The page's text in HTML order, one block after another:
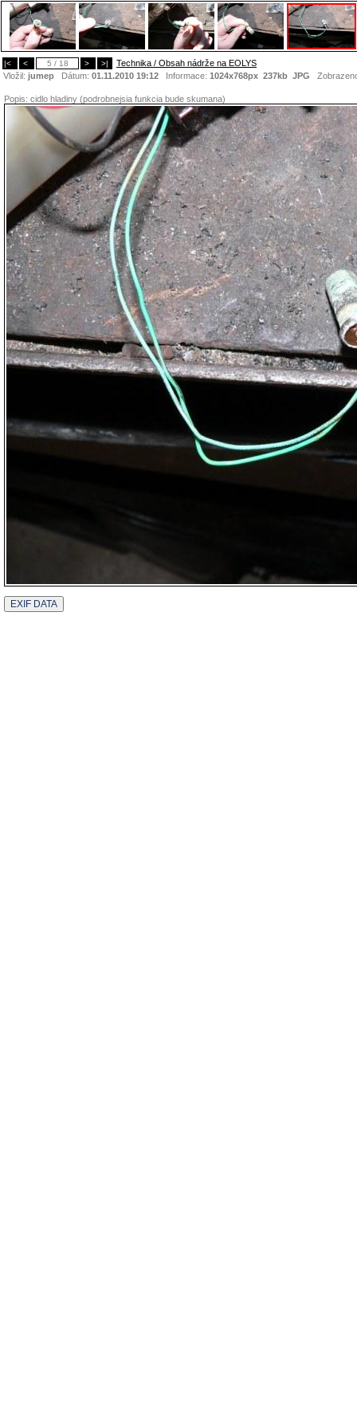
|< < 5 / 18 > >|
Technika / Obsah nádrže na EOLYS
Vložil: jumep Dátum: 01.11.2010 19:12 Informace: 1024x768px 237kb JPG
Popis: cidlo hladiny (podrobnejsia funkcia bude skumana)